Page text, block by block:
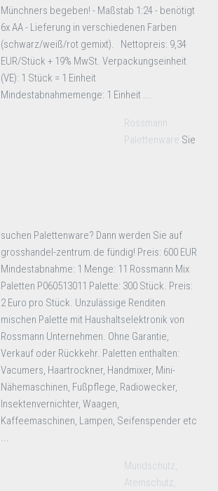
Münchners begeben! - Maßstab 1:24 - benötigt
6x AA - Lieferung in verschiedenen Farben
(schwarz/weiß/rot gemixt). Nettopreis: 9,34
EUR/Stück + 19% MwSt. Verpackungseinheit
(VE): 1 Stück = 1 Einheit
Mindestabnahmemenge: 1 Einheit ...
Rossmann
Palettenware Sie
suchen Palettenware? Dann werden Sie auf
grosshandel-zentrum.de fündig! Preis: 600 EUR
Mindestabnahme: 1 Menge: 11 Rossmann Mix
Paletten P060513011 Palette: 300 Stück. Preis:
2 Euro pro Stück. Unzulässige Renditen
mischen Palette mit Haushaltselektronik von
Rossmann Unternehmen. Ohne Garantie,
Verkauf oder Rückkehr. Paletten enthalten:
Vacumers, Haartrockner, Handmixer, Mini-
Nähemaschinen, Fußpflege, Radiowecker,
Insektenvernichter, Waagen,
Kaffeemaschinen, Lampen, Seifenspender etc
...
Mundschutz,
Atemschutz,